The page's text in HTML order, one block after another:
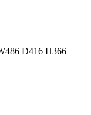
D416 H366